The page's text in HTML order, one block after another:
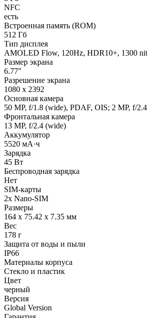
NFC
есть
Встроенная память (ROM)
512 Гб
Тип дисплея
AMOLED Flow, 120Hz, HDR10+, 1300
Размер экрана
6.77"
Разрешение экрана
1080 x 2392
Основная камера
50 MP, f/1.8 (wide), PDAF, OIS; 2 MP, f/
Фронтальная камера
13 MP, f/2.4 (wide)
Аккумулятор
5520 мА·ч
Зарядка
45 Вт
Беспроводная зарядка
Нет
SIM-карты
2x Nano-SIM
Размеры
164 x 75.42 x 7.35 мм
Вес
178 г
Защита от воды и пыли
IP66
Материалы корпуса
Стекло и пластик
Цвет
черный
Версия
Global Version